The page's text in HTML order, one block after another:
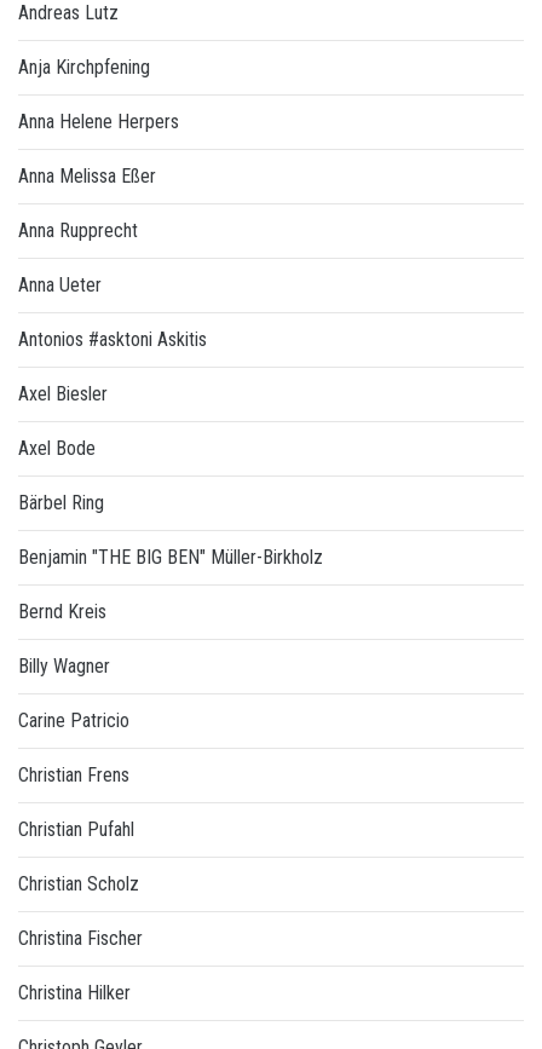
Andreas Lutz
Anja Kirchpfening
Anna Helene Herpers
Anna Melissa Eßer
Anna Rupprecht
Anna Ueter
Antonios #asktoni Askitis
Axel Biesler
Axel Bode
Bärbel Ring
Benjamin "THE BIG BEN" Müller-Birkholz
Bernd Kreis
Billy Wagner
Carine Patricio
Christian Frens
Christian Pufahl
Christian Scholz
Christina Fischer
Christina Hilker